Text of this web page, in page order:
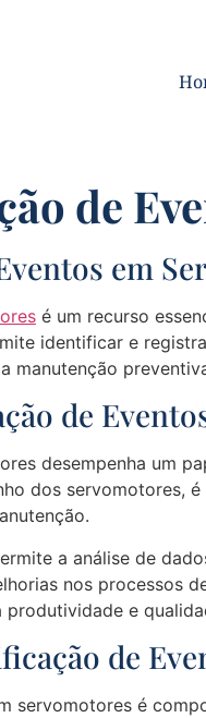
de
em
é um recurso
identificar e
manutenção
de
desempenha um
dos servomotores,
a análise de
nos processos
produtividade e
de
servomotores é